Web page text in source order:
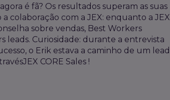
é fã? Os resultados superam as suas
colaboração com a JEX: enquanto a JEX
sobre vendas, Best Workers
leads. Curiosidade: durante a entrevista
o Erik estava a caminho de um lead
CORE Sales !